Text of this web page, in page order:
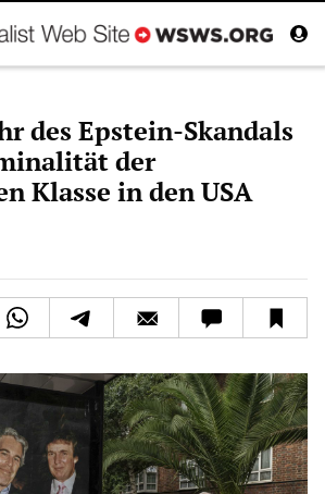
des Epstein-Skandals
der
Klasse in den USA